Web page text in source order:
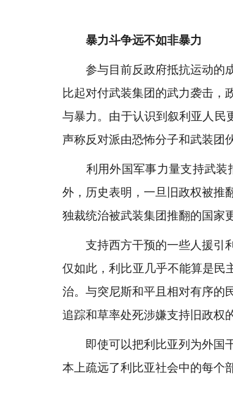
暴力斗争远不如非暴力
参与目前反政府抵抗运动的成
比起对付武装集团的武力袭击，
与暴力。由于认识到叙利亚人民
声称反对派由恐怖分子和武装团
利用外国军事力量支持武装
外，历史表明，一旦旧政权被推
独裁统治被武装集团推翻的国家
支持西方干预的一些人援引利
仅如此，利比亚几乎不能算是民
治。与突尼斯和平且相对有序的
追踪和草率处死涉嫌支持旧政权
即使可以把利比亚列为外国干
本上疏远了利比亚社会中的每个